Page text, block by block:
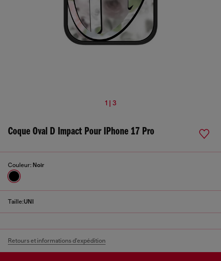
1 | 3
Coque Oval D Impact Pour IPhone 17 Pro
Couleur: Noir
Taille:UNI
Retours et informations d'expédition